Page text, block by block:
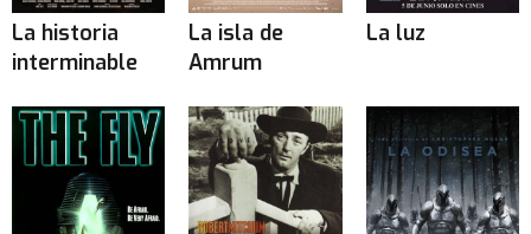
La historia
interminable
La isla de
Amrum
La luz